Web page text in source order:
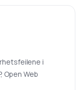
i
Open Web